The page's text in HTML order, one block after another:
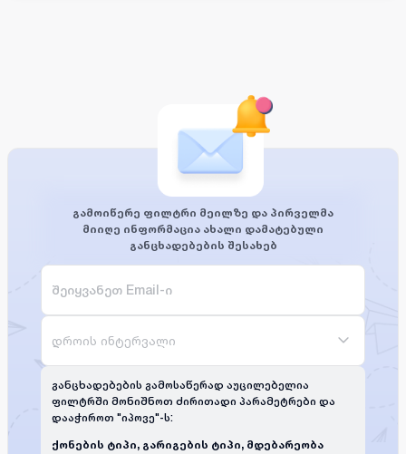
გამოიწერე ფილტრი მეილზე და პირველმა
მიიღე ინფორმაცია ახალი დამატებული
განცხადებების შესახებ
დროის ინტერვალი
განცხადებების გამოსაწერად აუცილებელია
ფილტრში მონიშნოთ ძირითადი პარამეტრები და
დააჭიროთ "იპოვე"-ს:
ქონების ტიპი, გარიგების ტიპი, მდებარეობა